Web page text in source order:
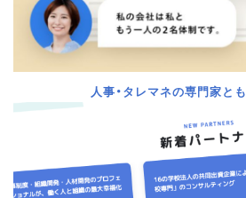
人事・タレマネの専門家とも